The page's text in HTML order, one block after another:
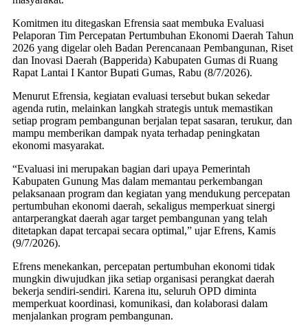
Komitmen itu ditegaskan Efrensia saat membuka Evaluasi
Pelaporan Tim Percepatan Pertumbuhan Ekonomi Daerah Tahun
2026 yang digelar oleh Badan Perencanaan Pembangunan, Riset
dan Inovasi Daerah (Bapperida) Kabupaten Gumas di Ruang
Rapat Lantai I Kantor Bupati Gumas, Rabu (8/7/2026).
Menurut Efrensia, kegiatan evaluasi tersebut bukan sekedar
agenda rutin, melainkan langkah strategis untuk memastikan
setiap program pembangunan berjalan tepat sasaran, terukur, dan
mampu memberikan dampak nyata terhadap peningkatan
ekonomi masyarakat.
“Evaluasi ini merupakan bagian dari upaya Pemerintah
Kabupaten Gunung Mas dalam memantau perkembangan
pelaksanaan program dan kegiatan yang mendukung percepatan
pertumbuhan ekonomi daerah, sekaligus memperkuat sinergi
antarperangkat daerah agar target pembangunan yang telah
ditetapkan dapat tercapai secara optimal,” ujar Efrens, Kamis
(9/7/2026).
Efrens menekankan, percepatan pertumbuhan ekonomi tidak
mungkin diwujudkan jika setiap organisasi perangkat daerah
bekerja sendiri-sendiri. Karena itu, seluruh OPD diminta
memperkuat koordinasi, komunikasi, dan kolaborasi dalam
menjalankan program pembangunan.